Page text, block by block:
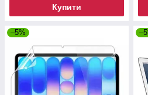
Купити
–5%